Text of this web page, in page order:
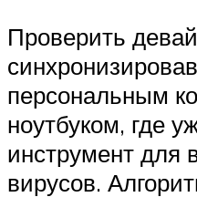
Проверить
персональным
ноутбуком, где
инструмент для
вирусов.